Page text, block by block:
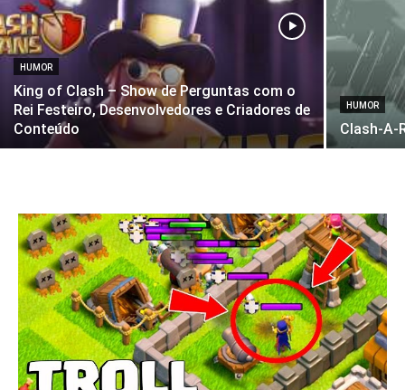
HUMOR
King of Clash – Show de Perguntas com o
Rei Festeiro, Desenvolvedores e Criadores de
Conteúdo
HUMOR
Clash-A-